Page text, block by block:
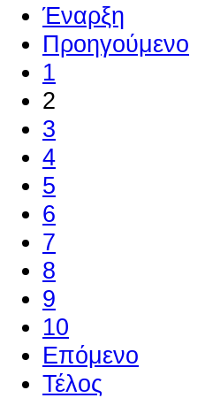
Έναρξη
Προηγούμενο
1
2
3
4
5
6
7
8
9
10
Επόμενο
Τέλος